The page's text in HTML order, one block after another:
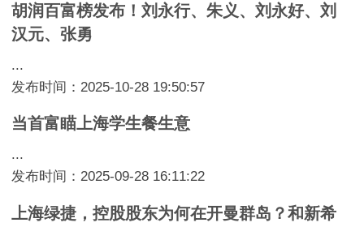
胡润百富榜发布！刘永行、朱义、刘永好、刘
汉元、张勇
...
发布时间：2025-10-28 19:50:57
当首富瞄上海学生餐生意
...
发布时间：2025-09-28 16:11:22
上海绿捷，控股股东为何在开曼群岛？和新希